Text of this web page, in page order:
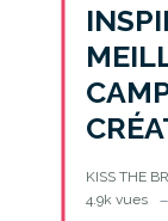
KISS THE
4.9k vues